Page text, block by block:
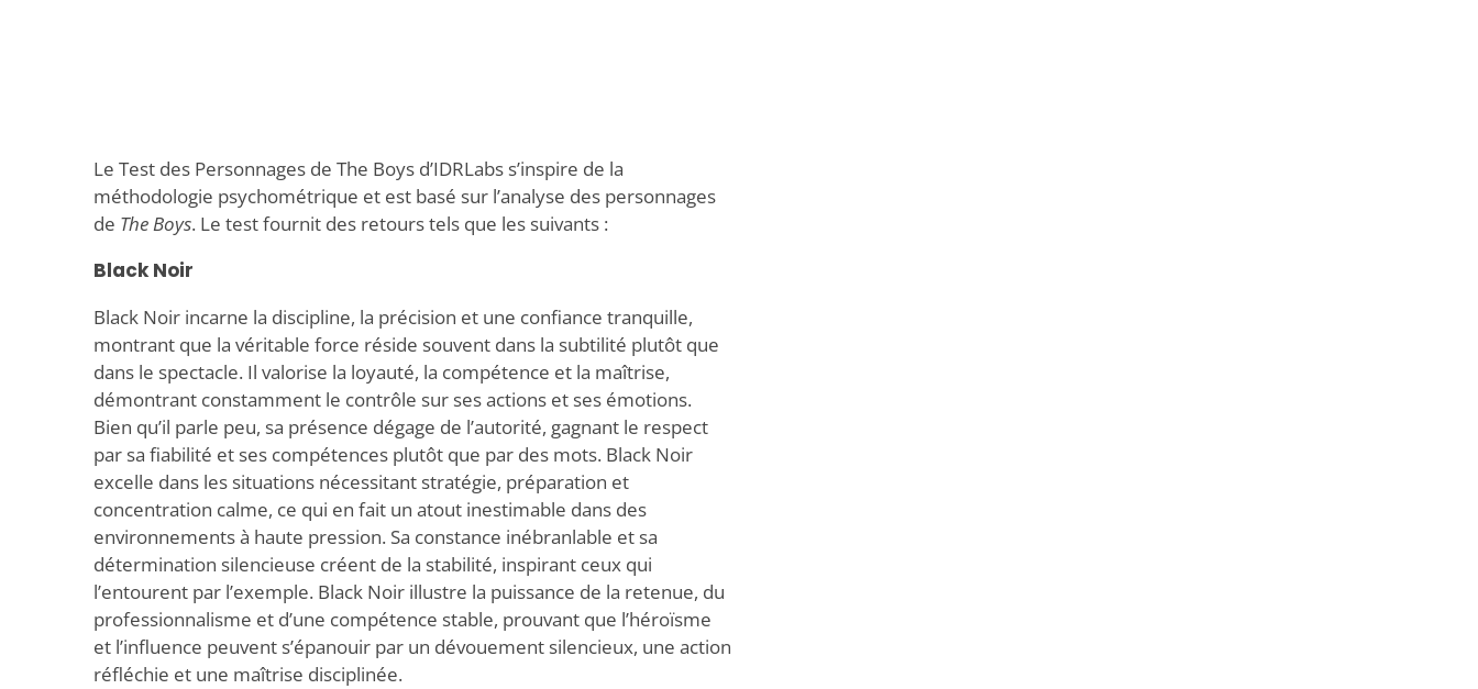
Le Test des Personnages de The Boys d’IDRLabs s’inspire de la
méthodologie psychométrique et est basé sur l’analyse des personnages
de The Boys. Le test fournit des retours tels que les suivants :
Black Noir
Black Noir incarne la discipline, la précision et une confiance tranquille,
montrant que la véritable force réside souvent dans la subtilité plutôt que
dans le spectacle. Il valorise la loyauté, la compétence et la maîtrise,
démontrant constamment le contrôle sur ses actions et ses émotions.
Bien qu’il parle peu, sa présence dégage de l’autorité, gagnant le respect
par sa fiabilité et ses compétences plutôt que par des mots. Black Noir
excelle dans les situations nécessitant stratégie, préparation et
concentration calme, ce qui en fait un atout inestimable dans des
environnements à haute pression. Sa constance inébranlable et sa
détermination silencieuse créent de la stabilité, inspirant ceux qui
l’entourent par l’exemple. Black Noir illustre la puissance de la retenue, du
professionnalisme et d’une compétence stable, prouvant que l’héroïsme
et l’influence peuvent s’épanouir par un dévouement silencieux, une action
réfléchie et une maîtrise disciplinée.